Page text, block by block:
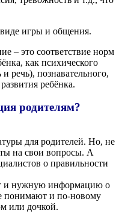
виде игры и общения.
– это соответствие норм
как психического
речь), познавательного,
ребёнка.
родителям?
для родителей. Но, не
на свои вопросы. А
о правильности
и нужную информацию о
понимают и по-новому
или дочкой.